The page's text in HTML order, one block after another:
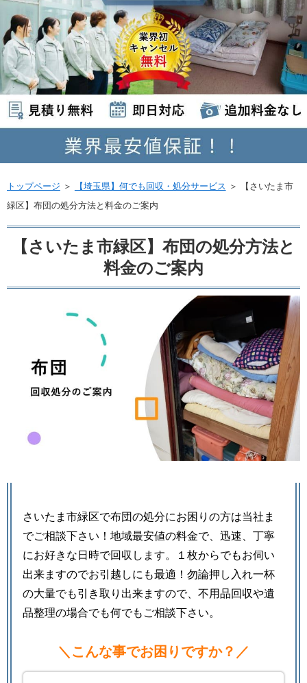
トップページ ＞ 【埼玉県】何でも回収・処分サービス ＞
【さいたま市
緑区】布団の処分方法と料金のご案内
【さいたま市緑区】布団の処分方法と
料金のご案内
さいたま市緑区で布団の処分にお困りの方は当社ま
でご相談下さい！地域最安値の料金で、迅速、丁寧
にお好きな日時で回収します。１枚からでもお伺い
出来ますのでお引越しにも最適！勿論押し入れ一杯
の大量でも引き取り出来ますので、不用品回収や遺
品整理の場合でも何でもご相談下さい。
＼こんな事でお困りですか？／